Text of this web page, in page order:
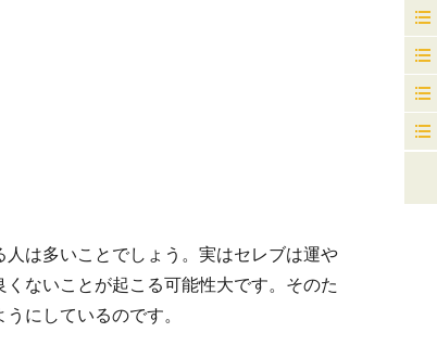
人は多いことでしょう。実はセレブは運や
ないことが起こる可能性大です。そのた
にしているのです。